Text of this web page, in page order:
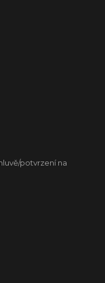
potvrzení na